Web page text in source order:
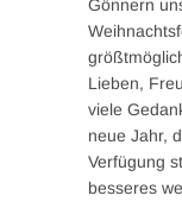
Gönnern
Lieben,
viele
neue Jahr,
Verfügung
besseres